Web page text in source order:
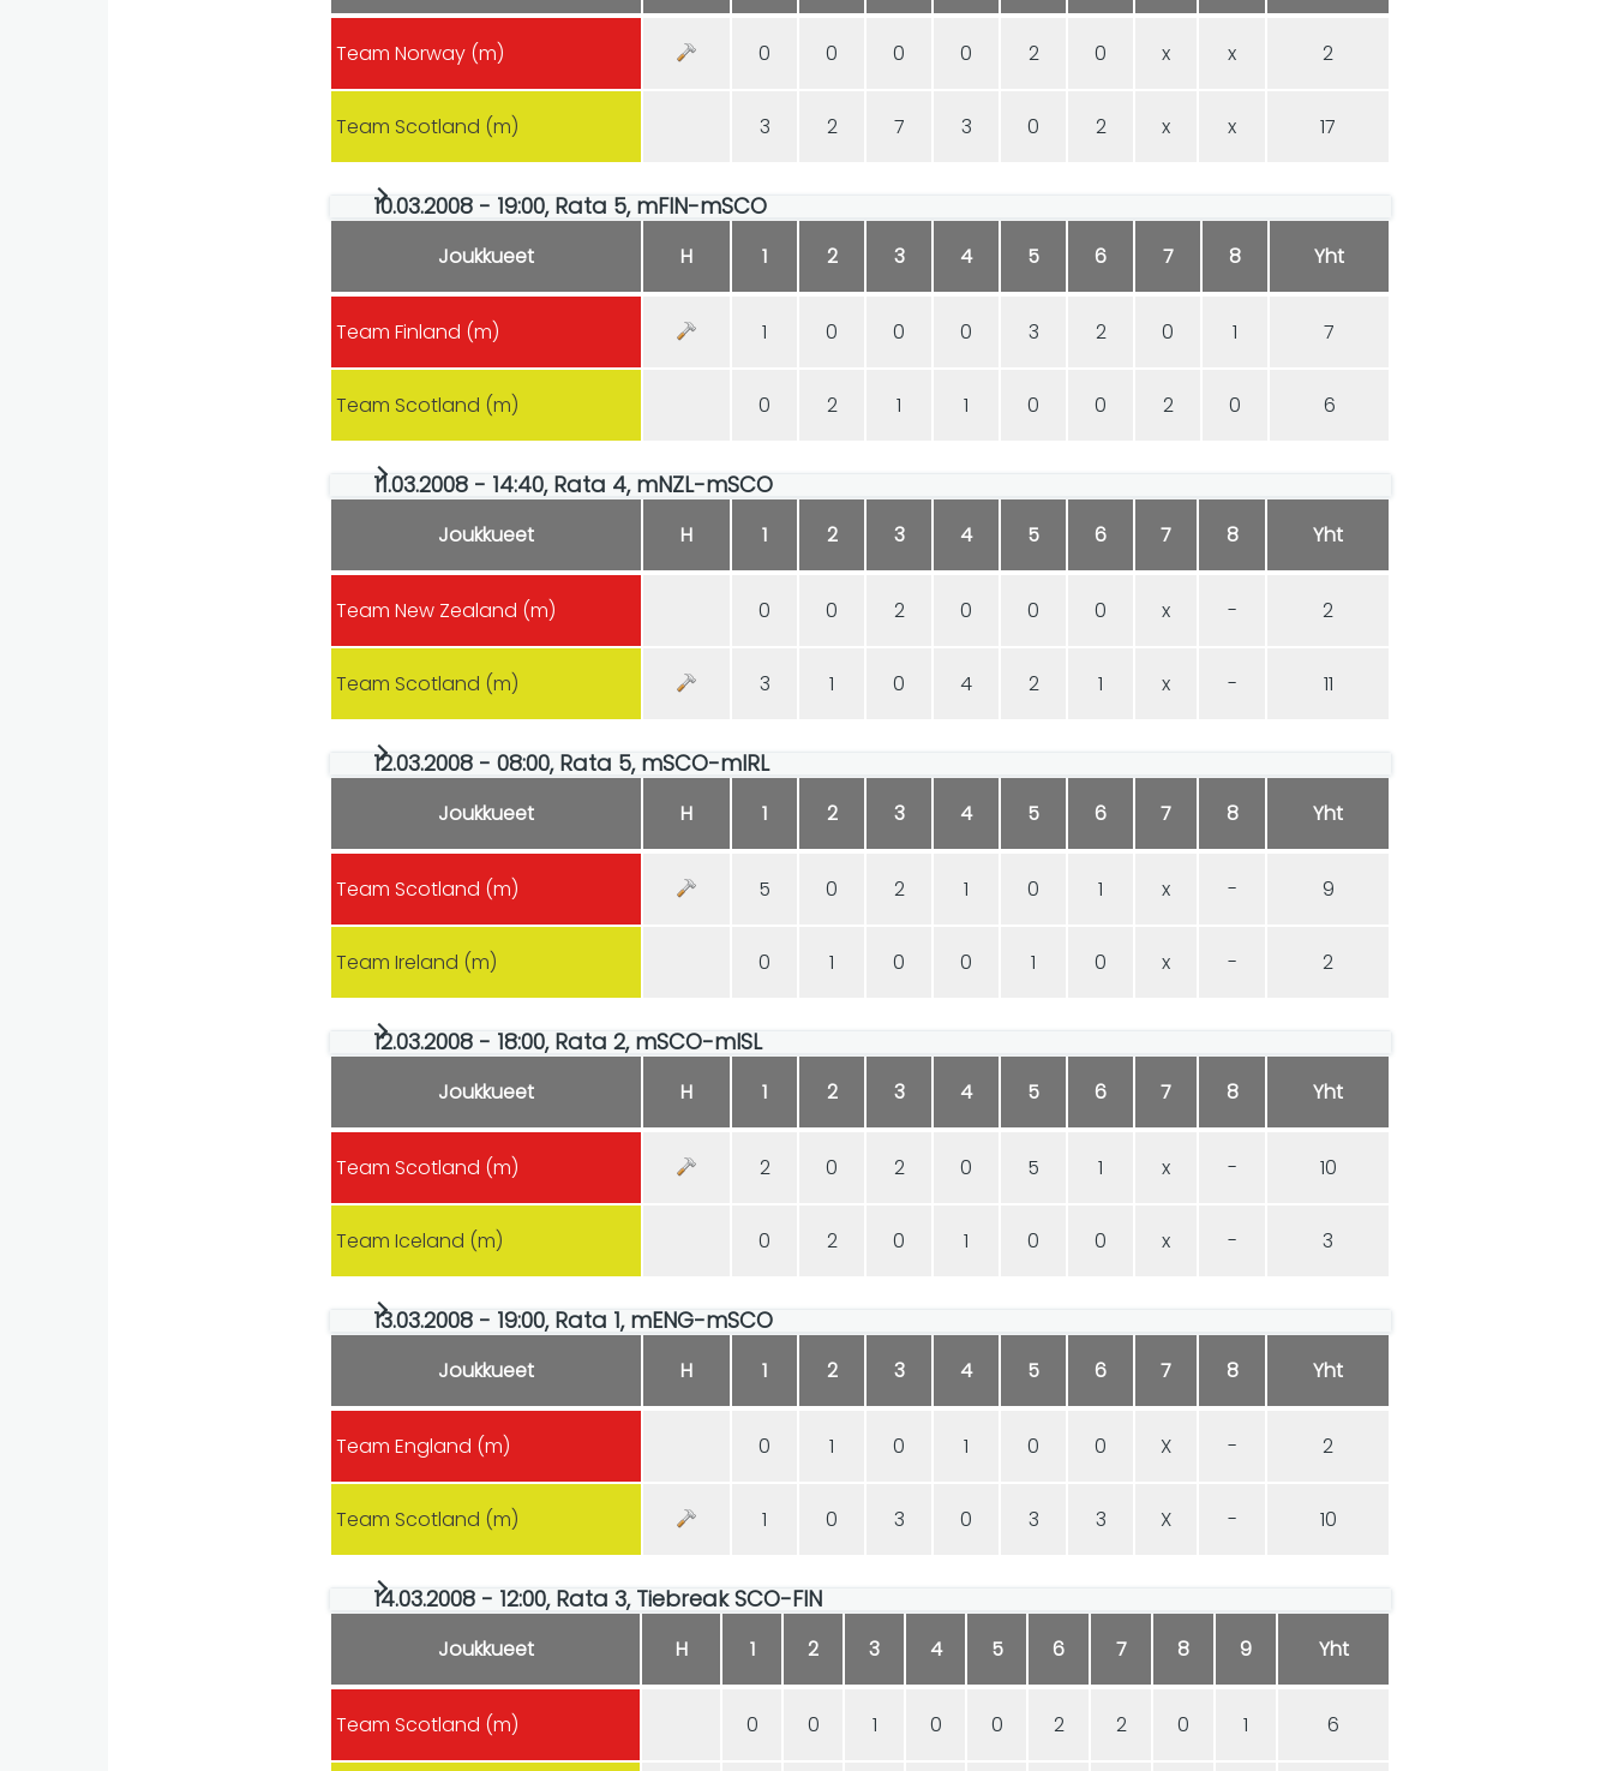
Team Norway (m) 0 0 0 0 2 0 x x 2
Team Scotland (m) 3 2 7 3 0 2 x x 17
10.03.2008 - 19:00, Rata 5, mFIN-mSCO
Joukkueet H 1 2 3 4 5 6 7 8 Yht
Team Finland (m) 1 0 0 0 3 2 0 1 7
Team Scotland (m) 0 2 1 1 0 0 2 0 6
11.03.2008 - 14:40, Rata 4, mNZL-mSCO
Joukkueet H 1 2 3 4 5 6 7 8 Yht
Team New Zealand (m) 0 0 2 0 0 0 x - 2
Team Scotland (m) 3 1 0 4 2 1 x - 11
12.03.2008 - 08:00, Rata 5, mSCO-mIRL
Joukkueet H 1 2 3 4 5 6 7 8 Yht
Team Scotland (m) 5 0 2 1 0 1 x - 9
Team Ireland (m) 0 1 0 0 1 0 x - 2
12.03.2008 - 18:00, Rata 2, mSCO-mISL
Joukkueet H 1 2 3 4 5 6 7 8 Yht
Team Scotland (m) 2 0 2 0 5 1 x - 10
Team Iceland (m) 0 2 0 1 0 0 x - 3
13.03.2008 - 19:00, Rata 1, mENG-mSCO
Joukkueet H 1 2 3 4 5 6 7 8 Yht
Team England (m) 0 1 0 1 0 0 X - 2
Team Scotland (m) 1 0 3 0 3 3 X - 10
14.03.2008 - 12:00, Rata 3, Tiebreak SCO-FIN
Joukkueet H 1 2 3 4 5 6 7 8 9 Yht
Team Scotland (m) 0 0 1 0 0 2 2 0 1 6